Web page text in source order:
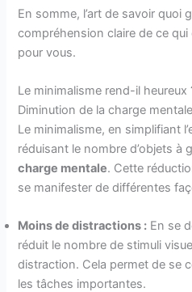
En somme, l’art de savoir quoi
compréhension claire de ce
pour vous.
Le minimalisme rend-il heureux
Diminution de la charge mentale
Le minimalisme, en simplifiant
réduisant le nombre d’objets à
charge mentale. Cette
se manifester de différentes
Moins de distractions : En se
réduit le nombre de stimuli
distraction. Cela permet de se
les tâches importantes.